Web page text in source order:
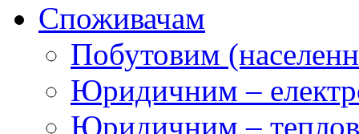
Споживачам
Побутовим
Юридичним –
Юридичним –